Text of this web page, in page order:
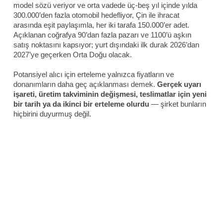
model sözü veriyor ve orta vadede üç-beş yıl içinde yılda
300.000’den fazla otomobil hedefliyor, Çin ile ihracat
arasında eşit paylaşımla, her iki tarafa 150.000’er adet.
Açıklanan coğrafya 90’dan fazla pazarı ve 1100’ü aşkın
satış noktasını kapsıyor; yurt dışındaki ilk durak 2026’dan
2027’ye geçerken Orta Doğu olacak.
Potansiyel alıcı için erteleme yalnızca fiyatların ve
donanımların daha geç açıklanması demek. Gerçek uyarı
işareti, üretim takviminin değişmesi, teslimatlar için yeni
bir tarih ya da ikinci bir erteleme olurdu — şirket bunların
hiçbirini duyurmuş değil.